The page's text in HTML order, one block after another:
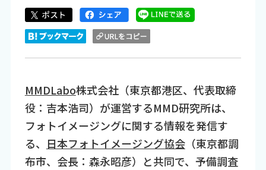
MMDLabo株式会社（東京都港区、代表取締
役：吉本浩司）が運営するMMD研究所は、
フォトイメージングに関する情報を発信す
る、 日本フォトイメージング協会（東京都調
布市、会長：森永昭彦）と共同で、予備調査